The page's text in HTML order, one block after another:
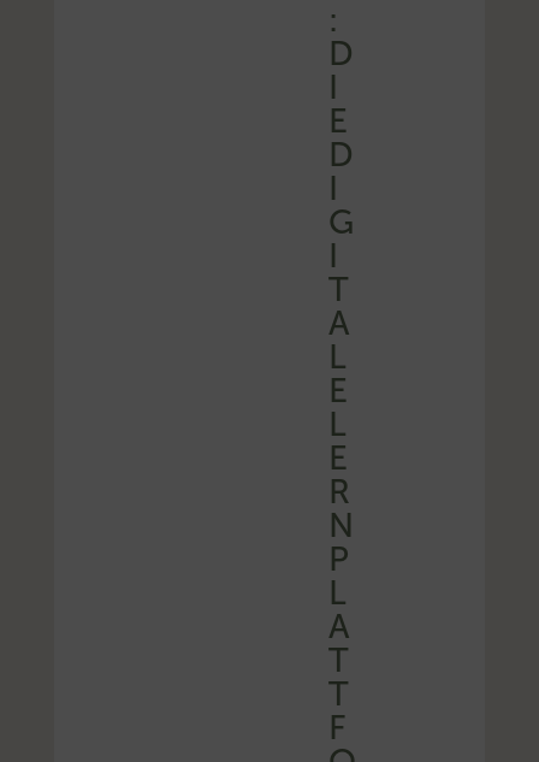
:
D
I
E
D
I
G
I
T
A
L
E
L
E
R
N
P
L
A
T
T
F